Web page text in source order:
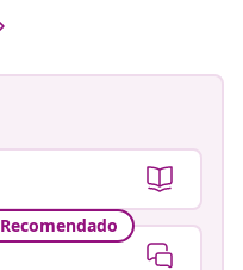
Recomendado